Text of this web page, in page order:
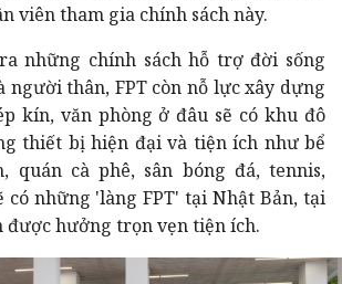
viên tham gia chính sách này.
những chính sách hỗ trợ đời sống
người thân, FPT còn nỗ lực xây dựng
kín, văn phòng ở đâu sẽ có khu đô
thiết bị hiện đại và tiện ích như bể
quán cà phê, sân bóng đá, tennis,
có những 'làng FPT' tại Nhật Bản, tại
được hưởng trọn vẹn tiện ích.